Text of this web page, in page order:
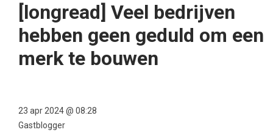
[longread] Veel bedrijven
hebben geen geduld om een
merk te bouwen
23 apr 2024 @ 08:28
Gastblogger